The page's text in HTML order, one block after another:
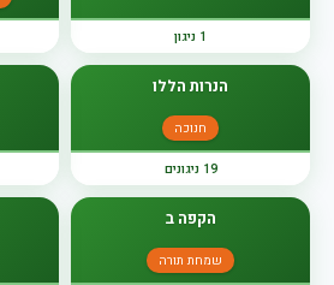
1 ניגון
הנרות הללו
חנוכה
19 ניגונים
הקפה ב
שמחת תורה